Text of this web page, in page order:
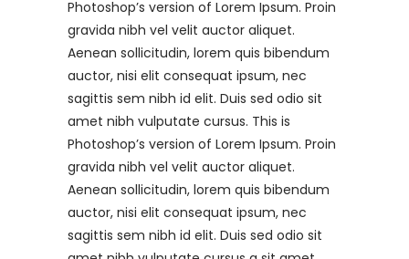
Photoshop’s version of Lorem Ipsum. Proin
gravida nibh vel velit auctor aliquet.
Aenean sollicitudin, lorem quis bibendum
auctor, nisi elit consequat ipsum, nec
sagittis sem nibh id elit. Duis sed odio sit
amet nibh vulputate cursus. This is
Photoshop’s version of Lorem Ipsum. Proin
gravida nibh vel velit auctor aliquet.
Aenean sollicitudin, lorem quis bibendum
auctor, nisi elit consequat ipsum, nec
sagittis sem nibh id elit. Duis sed odio sit